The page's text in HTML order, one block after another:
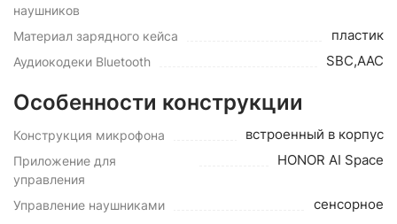
наушников
Материал зарядного кейса пластик
Аудиокодеки Bluetooth SBC,AAC
Особенности конструкции
Конструкция микрофона встроенный в корпус
Приложение для
управления
HONOR AI Space
Управление наушниками сенсорное